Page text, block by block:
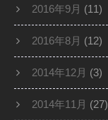
2016年9月 (11)
2016年8月 (12)
2014年12月 (3)
2014年11月 (27)